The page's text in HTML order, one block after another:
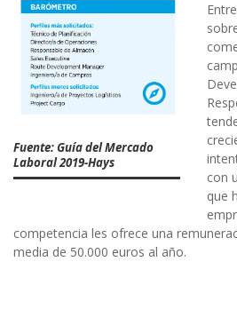
Fuente: Guía del Mercado
Laboral 2019-Hays
con
que
competencia les ofrece una
media de 50.000 euros al año.